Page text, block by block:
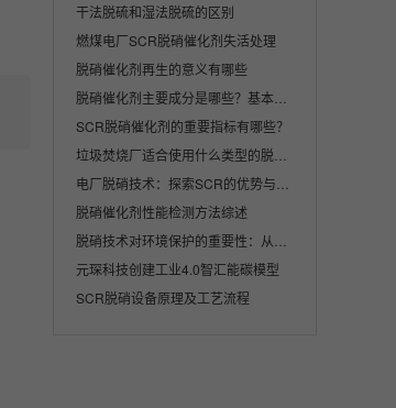
干法脱硫和湿法脱硫的区别
燃煤电厂SCR脱硝催化剂失活处理
脱硝催化剂再生的意义有哪些
SCR脱硝催化剂的重要指标有哪些？
脱硝催化剂性能检测方法综述
元琛科技创建工业4.0智汇能碳模型
SCR脱硝设备原理及工艺流程